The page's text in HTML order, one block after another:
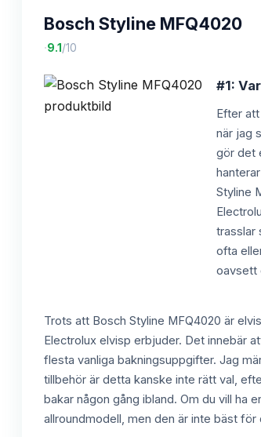
Bosch Styline MFQ4020
·9.1 /10
#1:
Efter
när jag
gör det
Styline
trasslar
ofta
oavsett
Trots att Bosch Styline MFQ4020 är
Electrolux elvisp erbjuder. Det innebär
flesta vanliga bakningsuppgifter. Jag
tillbehör är detta kanske inte rätt val,
bakar någon gång ibland. Om du vill ha
allroundmodell, men den är inte bäst